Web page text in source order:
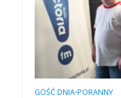
GOŚĆ DNIA•PORANNY